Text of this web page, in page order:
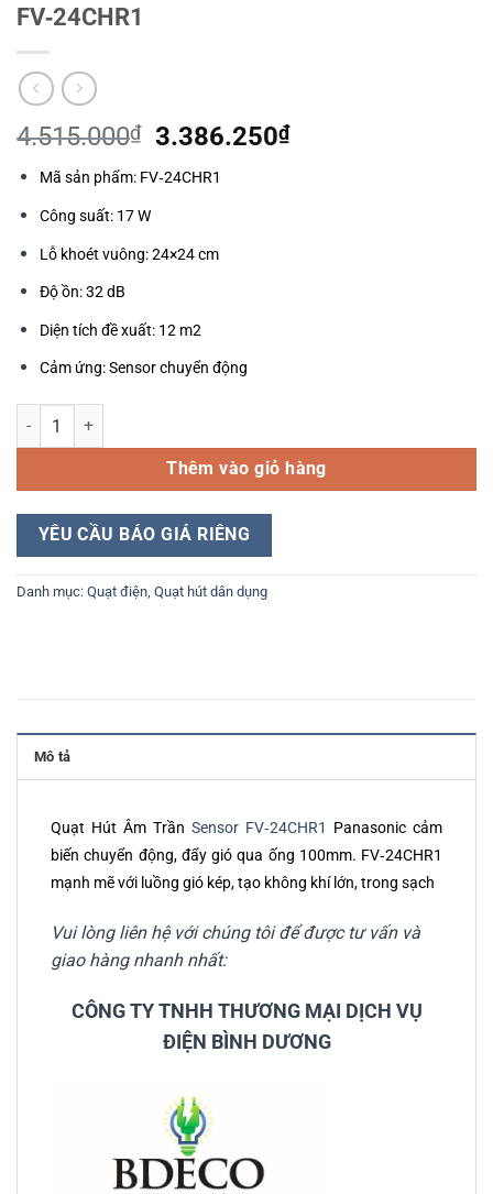
FV‑24CHR1
4.515.000₫
Giá
là:
3.386.250₫Giá
Mã sản phẩm: FV‑24CHR1
Công suất: 17 W
Lỗ khoét vuông: 24×24 cm
Độ ồn: 32 dB
Diện tích đề xuất: 12 m2
Cảm ứng: Sensor chuyển động
Quạt Hút Âm Trần Sensor Panasonic FV‑24CHR1 số lượng
Thêm vào giỏ hàng
YÊU CẦU BÁO GIÁ RIÊNG
Danh mục: Quạt điện Quạt hút dân dụng
Mô tả
Quạt Hút Âm Trần Sensor FV‑24CHR1
Panasonic cảm
biến chuyển động, đẩy gió qua ống 100mm. FV‑24CHR1
mạnh mẽ với luồng gió kép, tạo không khí lớn, trong sạch
Vui lòng liên hệ với chúng tôi để được tư vấn và
giao hàng nhanh nhất:
CÔNG TY TNHH THƯƠNG MẠI DỊCH VỤ
ĐIỆN BÌNH DƯƠNG